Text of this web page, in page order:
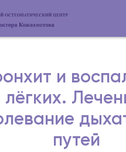
и
лёгких.
путей